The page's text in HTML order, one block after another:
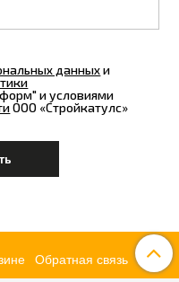
данныхи
и условиями
ООО «Стройкатулс»
Обратная связь